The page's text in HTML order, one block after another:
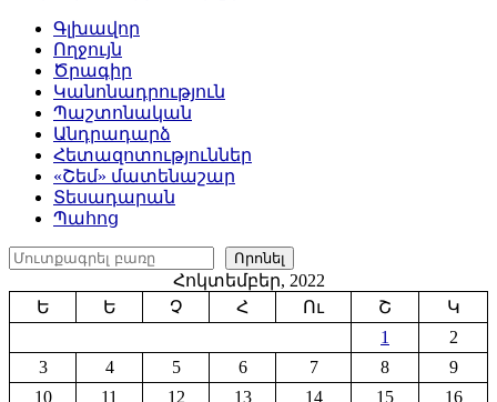
Գլխավոր
Ողջույն
Ծրագիր
Կանոնադրություն
Պաշտոնական
Անդրադարձ
Հետազոտություններ
«Շեմ» մատենաշար
Տեսադարան
Պահոց
Որոնել
Որոնել
Հոկտեմբեր, 2022
Ե
Ե Չ Հ Ու Շ
Կ
1
2
3
4 5 6 7 8
9
10
11 12 13 14 15 16